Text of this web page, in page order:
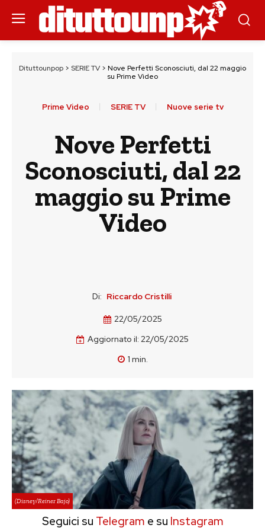
Dituttounpop > SERIE TV > Nove Perfetti Sconosciuti, dal 22 maggio
su Prime Video
Prime Video SERIE TV Nuove serie tv
Nove Perfetti
Sconosciuti, dal 22
maggio su Prime
Video
Di: Riccardo Cristilli
22/05/2025
Aggiornato il: 22/05/2025
1 min.
(Disney/Reiner Bajo)
Seguici su Telegram e su Instagram